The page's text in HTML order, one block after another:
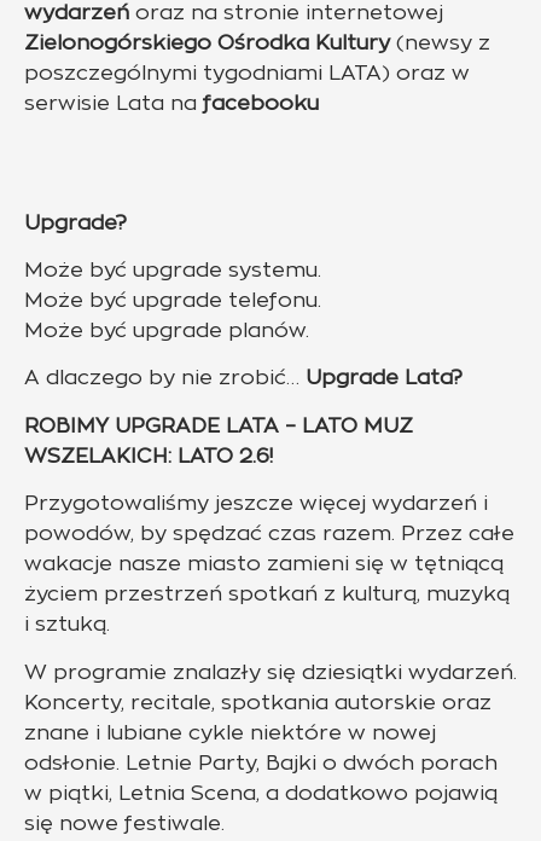
wydarzeń oraz na stronie internetowej
Zielonogórskiego Ośrodka Kultury(newsy z
poszczególnymi tygodniami LATA) oraz w
serwisie Lata na facebooku
Upgrade?
Może być upgrade systemu.
Może być upgrade telefonu.
Może być upgrade planów.
A dlaczego by nie zrobić… Upgrade Lata?
ROBIMY UPGRADE LATA – LATO MUZ
WSZELAKICH: LATO 2.6!
Przygotowaliśmy jeszcze więcej wydarzeń i
powodów, by spędzać czas razem. Przez całe
wakacje nasze miasto zamieni się w tętniącą
życiem przestrzeń spotkań z kulturą, muzyką
i sztuką.
W programie znalazły się dziesiątki wydarzeń.
Koncerty, recitale, spotkania autorskie oraz
znane i lubiane cykle niektóre w nowej
odsłonie. Letnie Party, Bajki o dwóch porach
w piątki, Letnia Scena, a dodatkowo pojawią
się nowe festiwale.